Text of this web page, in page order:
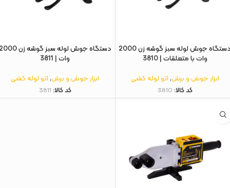
دستگاه جوش لوله سبز گوشه زن 2000
وات با متعلقات | 3810
ابزار جوش و برش,اتو لوله کشی
کد کالا: 3810
دستگاه جوش لوله سبز گوشه
وات | 3811
ابزار جوش و برش,اتو لوله کشی
کد کالا: 3811